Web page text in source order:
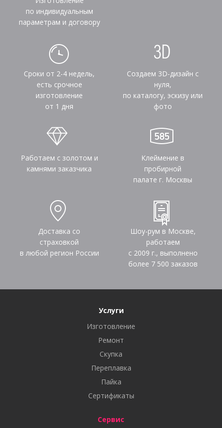
по индивидуальным
параметрам и договору
Сроки от 2-4 недель,
есть срочное
изготовление
от 1 дня
Создаем 3D-дизайн с
нуля,
по каталогу, эскизу или
фото
Работаем с золотом и
камнями заказчика
Клеймение в
пробирной
палате г. Москвы
Доставка со
страховкой
в любой регион России
Шоу-рум в Москве,
работаем
с 2009 г., выполнено
более 7 500 заказов
Услуги
Изготовление
Ремонт
Скупка
Переплавка
Пайка
Сертификаты
Сервис